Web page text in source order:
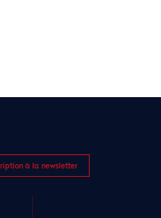
à la newsletter